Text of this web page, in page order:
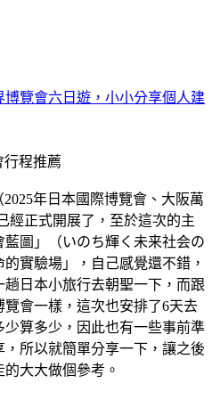
博覽會六日遊，小小分享個人建
年日本國際博覽會、大阪萬
經正式開展了，至於這次的主
圖」（いのち輝く未来社会の
實驗場」，自己感覺還不錯，
日本小旅行去朝聖一下，而跟
會一樣，這次也安排了6天去
少算多少，因此也有一些事前準
所以就簡單分享一下，讓之後
大大做個參考。